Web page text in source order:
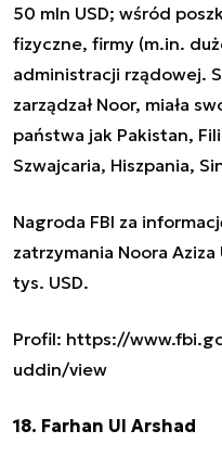
50 mln USD; wśród
fizyczne, firmy (m.in.
administracji rządowej.
zarządzał Noor, miała
państwa jak Pakistan,
Szwajcaria, Hiszpania,
Nagroda FBI za
zatrzymania Noora
tys. USD.
Profil: https://
uddin/view
18. Farhan Ul Arshad